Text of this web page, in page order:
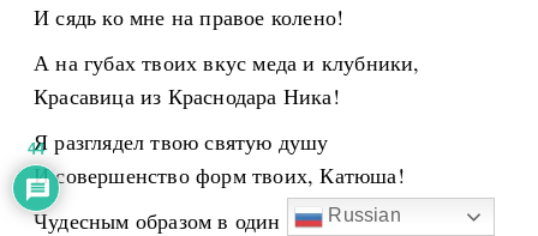
И сядь ко мне на правое колено!
А на губах твоих вкус меда и клубники,
Красавица из Краснодара Ника!
Я разглядел твою святую душу
И совершенство форм твоих, Катюша!
Чудесным образом в один из дней, Людмила,
Russian
44